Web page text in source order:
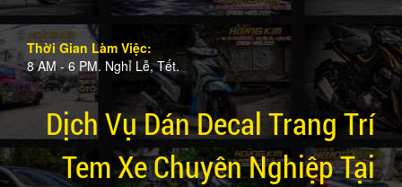
Thời Gian Làm Việc:
8 AM - 6 PM. Nghỉ Lễ, Tết.
Dịch Vụ Dán Decal Trang Trí
Tem Xe Chuyên Nghiệp Tại